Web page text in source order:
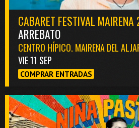
CABARET FESTIVAL
ARREBATO
CENTRO HÍPICO. MAIRENA DEL
VIE 11 SEP
COMPRAR ENTRADAS